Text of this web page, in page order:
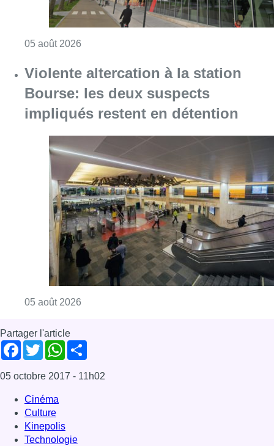
05 août 2026
Violente altercation à la station
Bourse: les deux suspects
impliqués restent en détention
05 août 2026
Partager l'article
Facebook
TwitterWhatsApp
05 octobre 2017 - 11h02
Cinéma
Culture
Kinepolis
Technologie